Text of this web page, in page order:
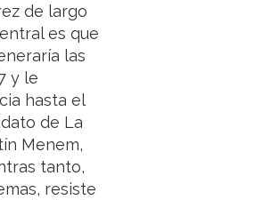
de largo
es que
las
y le
hasta el
de La
Menem,
tanto,
resiste